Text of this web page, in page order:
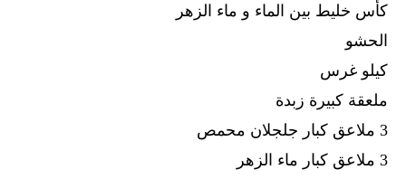
كأس خليط بين الماء و ماء الزهر
الحشو
كيلو غرس
ملعقة كبيرة زبدة
3 ملاعق كبار جلجلان محمص
3 ملاعق كبار ماء الزهر